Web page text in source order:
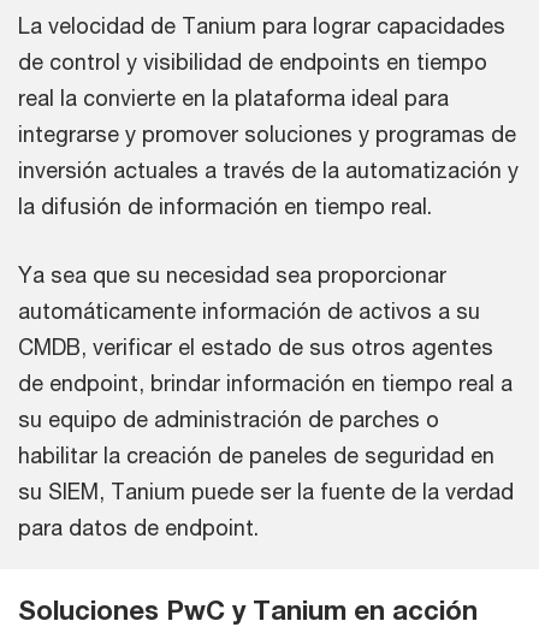
La velocidad de Tanium para lograr capacidades
de control y visibilidad de endpoints en tiempo
real la convierte en la plataforma ideal para
integrarse y promover soluciones y programas de
inversión actuales a través de la automatización y
la difusión de información en tiempo real.
Ya sea que su necesidad sea proporcionar
automáticamente información de activos a su
CMDB, verificar el estado de sus otros agentes
de endpoint, brindar información en tiempo real a
su equipo de administración de parches o
habilitar la creación de paneles de seguridad en
su SIEM, Tanium puede ser la fuente de la verdad
para datos de endpoint.
Soluciones PwC y Tanium en acción